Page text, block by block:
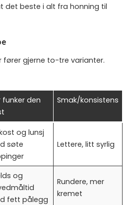
det beste i alt fra honning til
fører gjerne to-tre varianter.
funker den
Smak/konsistens
og lunsj
søte
Lettere, litt syrlig
og
fett pålegg
Rundere, mer
kremet